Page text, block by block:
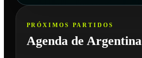
PRÓXIMOS PARTIDOS
Agenda de Argentina